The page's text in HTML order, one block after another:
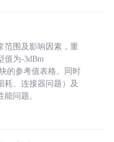
范围及影响因素，重
值为-3dBm
的参考值表格。同时
耗、连接器问题）及
问题。